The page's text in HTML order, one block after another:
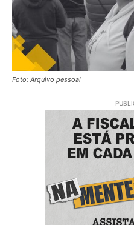
Foto: Arquivo pessoal